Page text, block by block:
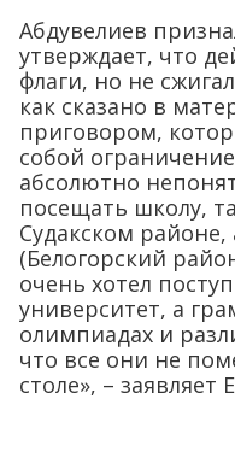
Абдувелиев
утверждает, что
флаги, но не
как сказано в
приговором,
собой
абсолютно
посещать школу,
Судакском районе,
(Белогорский
очень хотел
университет, а
олимпиадах и
что все они не
столе», – заявляет